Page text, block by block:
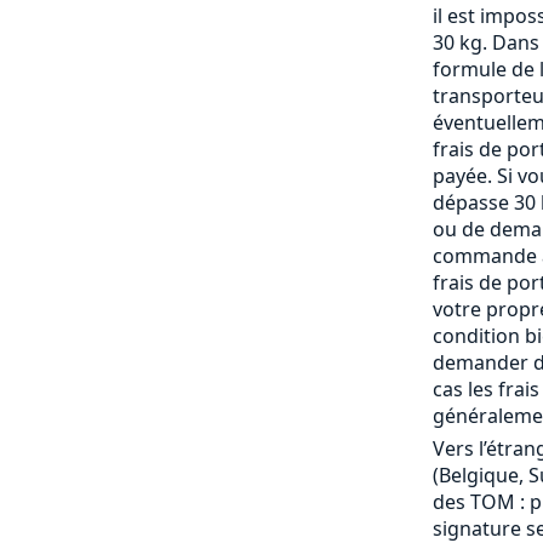
il est
30 kg.
formule de
frais de
payée. Si
dépasse
ou de
commande
frais de
votre
condition
demander
cas les
Vers
(Belgique,
des TOM :
signature